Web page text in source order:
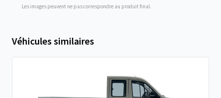
Les images peuvent ne pas correspondre au produit final.
Véhicules similaires